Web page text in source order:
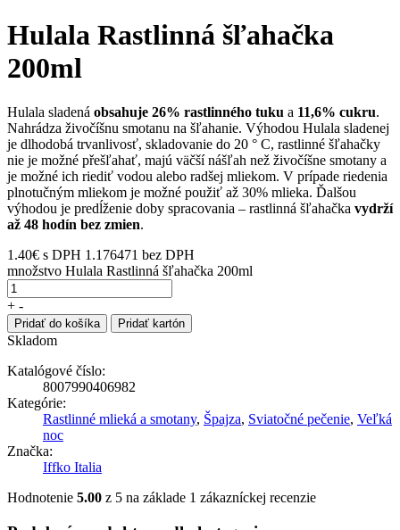
Hulala Rastlinná šľahačka
200ml
Hulala sladená obsahuje 26% rastlinného tuku a 11,6% cukru.
Nahrádza živočíšnu smotanu na šľahanie. Výhodou Hulala sladenej
je dlhodobá trvanlivosť, skladovanie do 20 ° C, rastlinné šľahačky
nie je možné přešľahať, majú väčší nášľah než živočíšne smotany a
je možné ich riediť vodou alebo radšej mliekom. V prípade riedenia
plnotučným mliekom je možné použiť až 30% mlieka. Ďalšou
výhodou je predĺženie doby spracovania – rastlinná šľahačka vydrží
až 48 hodín bez zmien.
1.40€ s DPH 1.176471 bez DPH
množstvo Hulala Rastlinná šľahačka 200ml
+ -
Pridať do košíka Pridať kartón
Skladom
Katalógové číslo:
8007990406982
Kategórie:
Rastlinné mlieká a smotany, Špajza, Sviatočné pečenie, Veľká
noc
Značka:
Iffko Italia
Hodnotenie 5.00 z 5 na základe 1 zákazníckej recenzie